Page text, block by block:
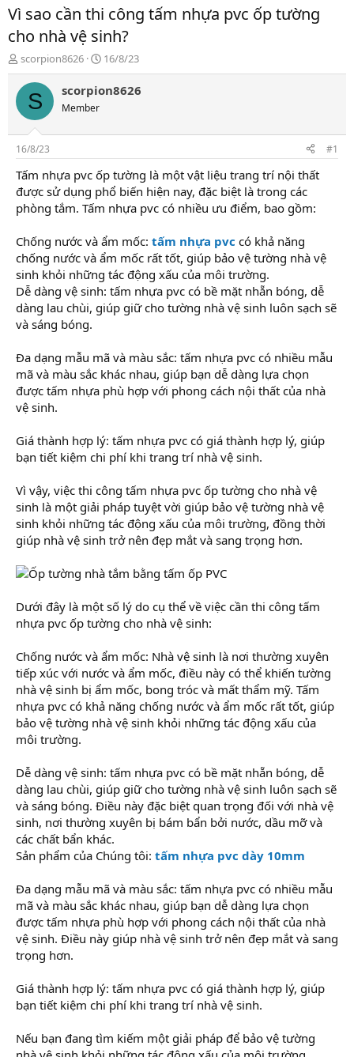
Vì sao cần thi công tấm nhựa pvc ốp tường
cho nhà vệ sinh?
T
h
r
a
s
t
a
r
t
e
scorpion8626
N
g
à
16/8/23
S scorpion8626
Member
16/8/23 #1
Tấm nhựa pvc ốp tường là một vật liệu trang trí nội thất
được sử dụng phổ biến hiện nay, đặc biệt là trong các
phòng tắm. Tấm nhựa pvc có nhiều ưu điểm, bao gồm:
Chống nước và ẩm mốc: tấm nhựa pvc có khả năng
chống nước và ẩm mốc rất tốt, giúp bảo vệ tường nhà vệ
sinh khỏi những tác động xấu của môi trường.
Dễ dàng vệ sinh: tấm nhựa pvc có bề mặt nhẵn bóng, dễ
dàng lau chùi, giúp giữ cho tường nhà vệ sinh luôn sạch sẽ
và sáng bóng.
Đa dạng mẫu mã và màu sắc: tấm nhựa pvc có nhiều mẫu
mã và màu sắc khác nhau, giúp bạn dễ dàng lựa chọn
được tấm nhựa phù hợp với phong cách nội thất của nhà
vệ sinh.
Giá thành hợp lý: tấm nhựa pvc có giá thành hợp lý, giúp
bạn tiết kiệm chi phí khi trang trí nhà vệ sinh.
Vì vậy, việc thi công tấm nhựa pvc ốp tường cho nhà vệ
sinh là một giải pháp tuyệt vời giúp bảo vệ tường nhà vệ
sinh khỏi những tác động xấu của môi trường, đồng thời
giúp nhà vệ sinh trở nên đẹp mắt và sang trọng hơn.
Dưới đây là một số lý do cụ thể về việc cần thi công tấm
nhựa pvc ốp tường cho nhà vệ sinh:
Chống nước và ẩm mốc: Nhà vệ sinh là nơi thường xuyên
tiếp xúc với nước và ẩm mốc, điều này có thể khiến tường
nhà vệ sinh bị ẩm mốc, bong tróc và mất thẩm mỹ. Tấm
nhựa pvc có khả năng chống nước và ẩm mốc rất tốt, giúp
bảo vệ tường nhà vệ sinh khỏi những tác động xấu của
môi trường.
Dễ dàng vệ sinh: tấm nhựa pvc có bề mặt nhẵn bóng, dễ
dàng lau chùi, giúp giữ cho tường nhà vệ sinh luôn sạch sẽ
và sáng bóng. Điều này đặc biệt quan trọng đối với nhà vệ
sinh, nơi thường xuyên bị bám bẩn bởi nước, dầu mỡ và
các chất bẩn khác.
Sản phẩm của Chúng tôi: tấm nhựa pvc dày 10mm
Đa dạng mẫu mã và màu sắc: tấm nhựa pvc có nhiều mẫu
mã và màu sắc khác nhau, giúp bạn dễ dàng lựa chọn
được tấm nhựa phù hợp với phong cách nội thất của nhà
vệ sinh. Điều này giúp nhà vệ sinh trở nên đẹp mắt và sang
trọng hơn.
Giá thành hợp lý: tấm nhựa pvc có giá thành hợp lý, giúp
bạn tiết kiệm chi phí khi trang trí nhà vệ sinh.
Nếu bạn đang tìm kiếm một giải pháp để bảo vệ tường